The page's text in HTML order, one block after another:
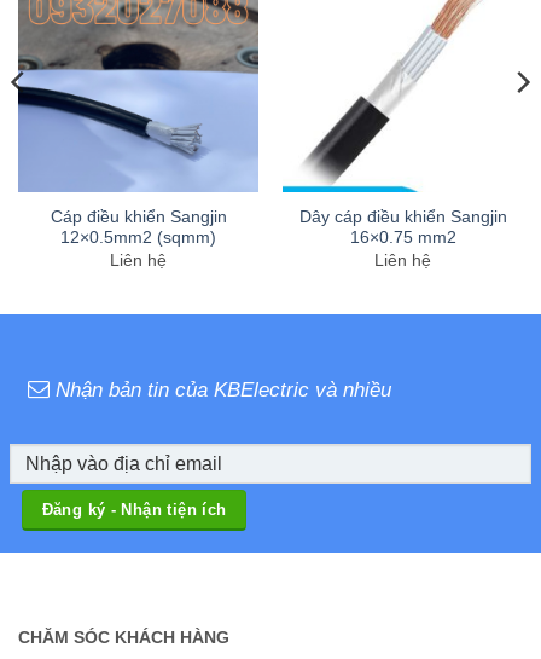
Cáp điều khiển Sangjin
12×0.5mm2 (sqmm)
Liên hệ
Dây cáp điều khiển Sangjin
16×0.75 mm2
Liên hệ
Nhận bản tin của KBElectric và nhiều
CHĂM SÓC KHÁCH HÀNG